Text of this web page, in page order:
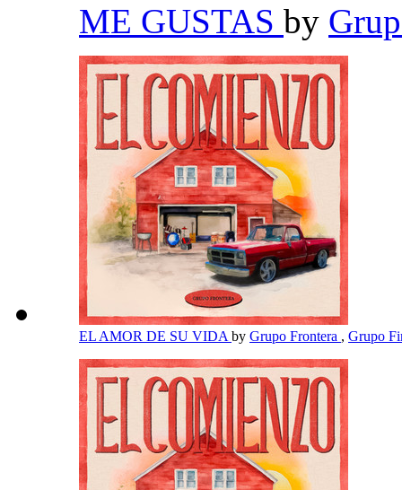
ME GUSTAS by
EL AMOR DE SU VIDA by Grupo Frontera , Grupo